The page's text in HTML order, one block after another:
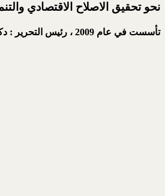
نحو تحقيق الاصلاح الاقتصادي
تأسست في عام 2009 ، رئيس التحرير :